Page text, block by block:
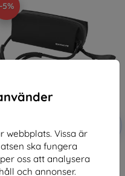
webbplats. Vissa är
ska fungera
oss att analysera
och annonser.
-5%
kupong
Sunnylife bag for OSMO 360/
GO Ultra/ OP 3/ sports
camera/ smartphone/ OSMO